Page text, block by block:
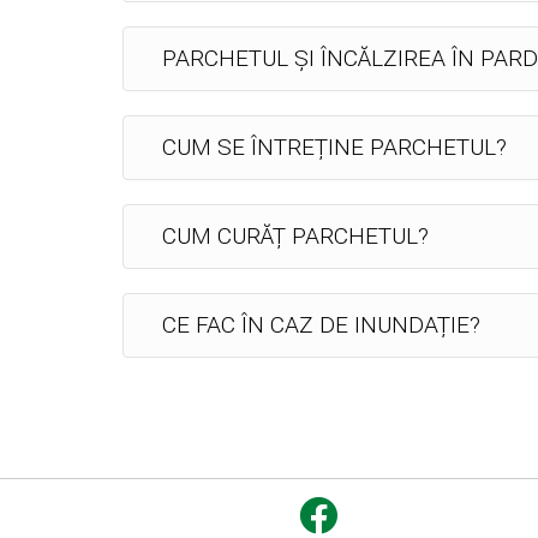
PARCHETUL ȘI ÎNCĂLZIREA ÎN
CUM SE ÎNTREȚINE PARCHETUL?
CUM CURĂȚ PARCHETUL?
CE FAC ÎN CAZ DE INUNDAȚIE?